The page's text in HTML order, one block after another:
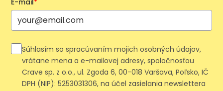
E-mail*
Súhlasím so spracúvaním mojich osobných údajov,
vrátane mena a e-mailovej adresy, spoločnosťou
Crave sp. z o.o., ul. Zgoda 6, 00-018 Varšava, Poľsko, IČ
DPH (NIP): 5253031306, na účel zasielania newslettera